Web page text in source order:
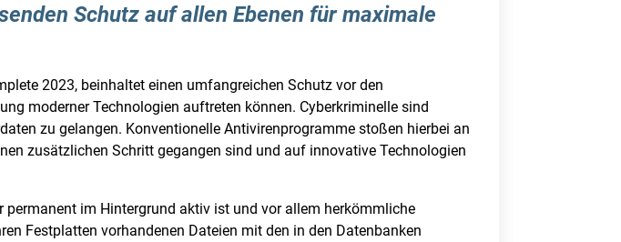
Schutz auf allen Ebenen für maximale
2023, beinhaltet einen umfangreichen Schutz vor den
moderner Technologien auftreten können. Cyberkriminelle sind
zu gelangen. Konventionelle Antivirenprogramme stoßen hierbei an
zusätzlichen Schritt gegangen sind und auf innovative Technologien
im Hintergrund aktiv ist und vor allem herkömmliche
Festplatten vorhandenen Dateien mit den in den Datenbanken